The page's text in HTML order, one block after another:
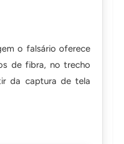
o falsário oferece
de fibra, no trecho
da captura de tela